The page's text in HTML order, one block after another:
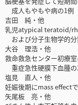
成人もやもや病の1例
吉田 純・他
乳児atypical teratoid/
および分子生物学的
大谷 理浩・他
救命救急センター初療
重症急性硬膜下血腫の
塩見 直人・他
妊娠後期にmass effect
矢尾板 亮・他